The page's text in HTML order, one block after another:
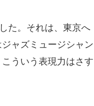
た。それは、東京へ
ャズミュージシャン
ういう表現力はさす